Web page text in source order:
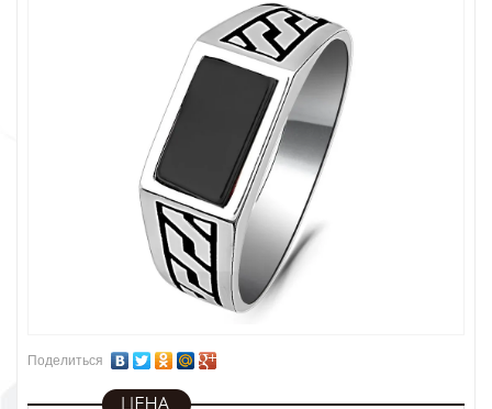
Поделиться